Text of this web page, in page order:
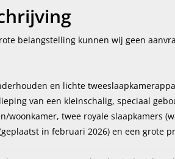
belangstelling kunnen wij geen
en lichte
van een kleinschalig, speciaal
woonkamer, twee royale slaapkamers
in februari 2026) en een grote